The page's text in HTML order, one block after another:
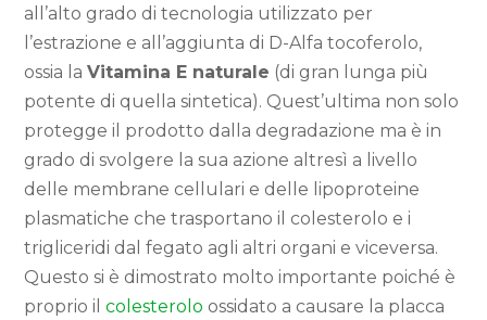
all’alto grado di tecnologia utilizzato per
l’estrazione e all’aggiunta di D-Alfa tocoferolo,
ossia laVitamina E naturale (di gran lunga più
potente di quella sintetica). Quest’ultima non solo
protegge il prodotto dalla degradazione ma è in
grado di svolgere la sua azione altresì a livello
delle membrane cellulari e delle lipoproteine
plasmatiche che trasportano il colesterolo e i
trigliceridi dal fegato agli altri organi e viceversa.
Questo si è dimostrato molto importante poiché è
proprio ilcolesterolo ossidato a causare la placca